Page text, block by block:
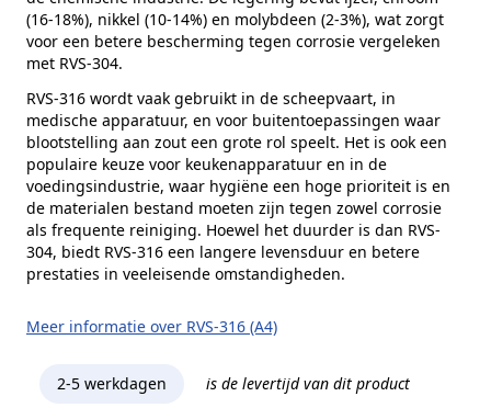
(16-18%), nikkel (10-14%) en molybdeen (2-3%), wat zorgt
voor een betere bescherming tegen corrosie vergeleken
met RVS-304.
RVS-316 wordt vaak gebruikt in de scheepvaart, in
medische apparatuur, en voor buitentoepassingen waar
blootstelling aan zout een grote rol speelt. Het is ook een
populaire keuze voor keukenapparatuur en in de
voedingsindustrie, waar hygiëne een hoge prioriteit is en
de materialen bestand moeten zijn tegen zowel corrosie
als frequente reiniging. Hoewel het duurder is dan RVS-
304, biedt RVS-316 een langere levensduur en betere
prestaties in veeleisende omstandigheden.
Meer informatie over RVS-316 (A4)
2-5 werkdagen is de levertijd van dit product